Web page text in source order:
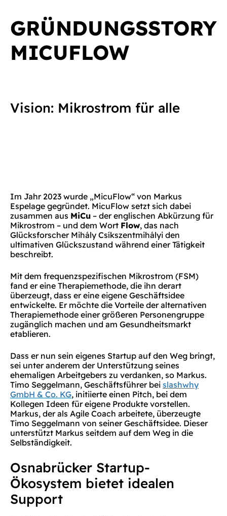
GRÜNDUNGSSTORY
MICUFLOW
Vision: Mikrostrom für alle
Im Jahr 2023 wurde „MicuFlow“ von Markus
Espelage gegründet. MicuFlow setzt sich dabei
zusammen aus MiCu – der englischen Abkürzung für
Mikrostrom – und dem Wort Flow, das nach
Glücksforscher Mihály Csíkszentmihályi den
ultimativen Glückszustand während einer Tätigkeit
beschreibt.
Mit dem frequenzspezifischen Mikrostrom (FSM)
fand er eine Therapiemethode, die ihn derart
überzeugt, dass er eine eigene Geschäftsidee
entwickelte. Er möchte die Vorteile der alternativen
Therapiemethode einer größeren Personengruppe
zugänglich machen und am Gesundheitsmarkt
etablieren.
Dass er nun sein eigenes Startup auf den Weg bringt,
sei unter anderem der Unterstützung seines
ehemaligen Arbeitgebers zu verdanken, so Markus.
Timo Seggelmann, Geschäftsführer bei slashwhy
GmbH & Co. KG, initiierte einen Pitch, bei dem
Kollegen Ideen für eigene Produkte vorstellen.
Markus, der als Agile Coach arbeitete, überzeugte
Timo Seggelmann von seiner Geschäftsidee. Dieser
unterstützt Markus seitdem auf dem Weg in die
Selbständigkeit.
Osnabrücker Startup-
Ökosystem bietet idealen
Support